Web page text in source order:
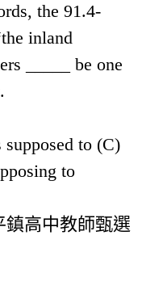
the 91.4-
inland
_____ be one
to (C)
to
鎮高中教師甄選